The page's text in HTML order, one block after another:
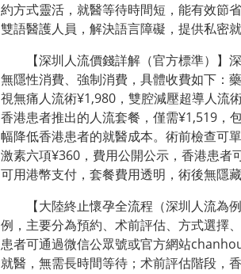
約方式靈活，就醫等待時間短，能有效節
雙語醫護人員，解決語言障礙，提供私密
【深圳人流價錢詳解（官方標準）】
無隱性消費、強制消費，具體收費如下：
視無痛人流術¥1,980，雙腔減壓超導人流
香港患者推出的人流套餐，僅需¥1,519，
幅降低香港患者的就醫成本。術前檢查可
激素六項¥360，費用公開公示，香港患者
可用港幣支付，套餐費用透明，術後無隱
【大陸終止懷孕全流程（深圳人流
例，主要分為預約、术前評估、方式選擇
患者可通過微信公眾號或官方網站
就醫，無需長時間等待；术前評估階段，